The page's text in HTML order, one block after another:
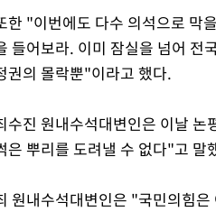
한 "이번에도 다수 의석으로 막
들어보라. 이미 잠실을 넘어 전
권의 몰락뿐"이라고 했다.
수진 원내수석대변인은 이날
은 뿌리를 도려낼 수 없다"고 말
원내수석대변인은 "국민의힘